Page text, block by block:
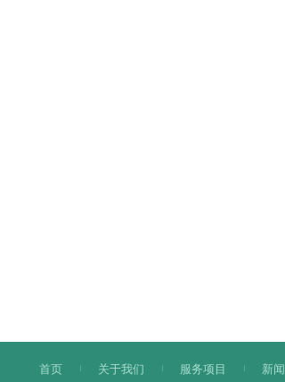
首页 关于我们 服务项目 新